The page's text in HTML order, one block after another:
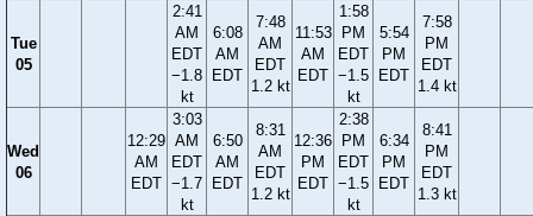
Tue
05
2:41
AM
EDT
−1.8
kt
6:08
AM
EDT
7:48
AM
EDT
1.2 kt
11:53
AM
EDT
1:58
PM
EDT
−1.5
kt
5:54
PM
EDT
7:58
PM
EDT
1.4 kt
Wed
06
12:29
AM
EDT
3:03
AM
EDT
−1.7
kt
6:50
AM
EDT
8:31
AM
EDT
1.2 kt
12:36
PM
EDT
2:38
PM
EDT
−1.5
kt
6:34
PM
EDT
8:41
PM
EDT
1.3 kt